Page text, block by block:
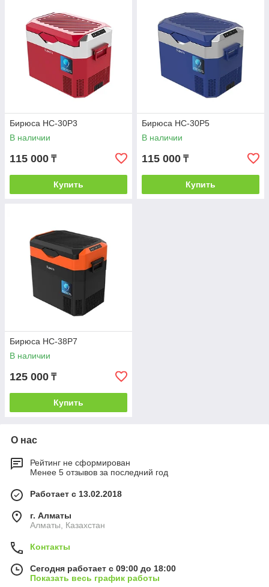
Бирюса НС-30Р3
В наличии
115 000 ₸
Купить
Бирюса НС-30Р5
В наличии
115 000 ₸
Купить
Бирюса НС-38P7
В наличии
125 000 ₸
Купить
О нас
Рейтинг не сформирован
Менее 5 отзывов за последний год
Работает с 13.02.2018
г. Алматы
Алматы, Казахстан
Контакты
Сегодня работает с 09:00 до 18:00
Показать весь график работы